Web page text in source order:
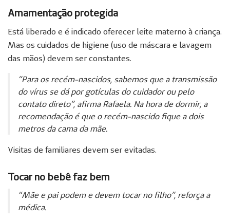
Amamentação protegida
Está liberado e é indicado oferecer leite materno à criança.
Mas os cuidados de higiene (uso de máscara e lavagem
das mãos) devem ser constantes.
“Para os recém-nascidos, sabemos que a transmissão
do vírus se dá por gotículas do cuidador ou pelo
contato direto”, afirma Rafaela. Na hora de dormir, a
recomendação é que o recém-nascido fique a dois
metros da cama da mãe.
Visitas de familiares devem ser evitadas.
Tocar no bebê faz bem
“Mãe e pai podem e devem tocar no filho”, reforça a
médica.